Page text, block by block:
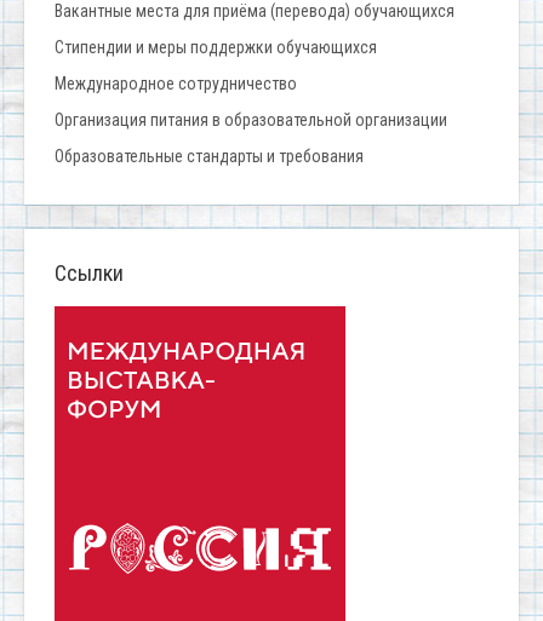
Вакантные места для приёма (перевода) обучающихся
Стипендии и меры поддержки обучающихся
Международное сотрудничество
Организация питания в образовательной организации
Образовательные стандарты и требования
Ссылки